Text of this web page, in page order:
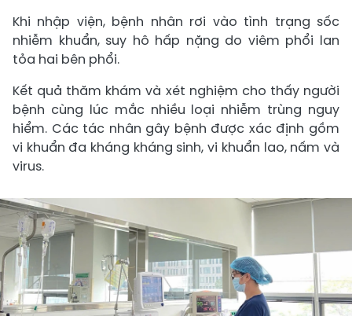
Khi nhập viện, bệnh nhân rơi vào tình trạng sốc
nhiễm khuẩn, suy hô hấp nặng do viêm phổi lan
tỏa hai bên phổi.
Kết quả thăm khám và xét nghiệm cho thấy người
bệnh cùng lúc mắc nhiều loại nhiễm trùng nguy
hiểm. Các tác nhân gây bệnh được xác định gồm
vi khuẩn đa kháng kháng sinh, vi khuẩn lao, nấm và
virus.